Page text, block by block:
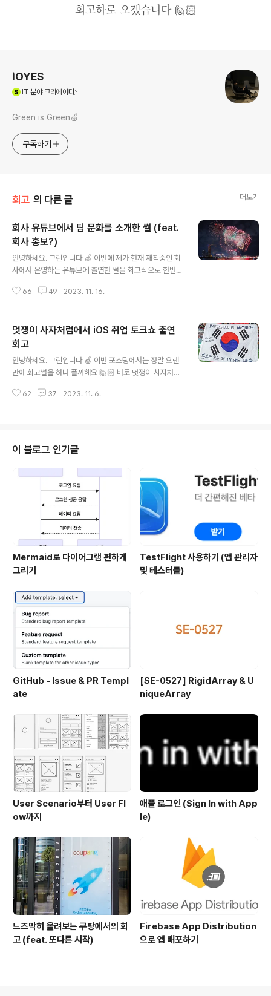
회고하로 오겠습니다 🙋🏻
iOYES
IT 분야 크리에이터
Green is Green🍏
구독하기
회고 의 다른 글 더보기
회사 유튜브에서 팀 문화를 소개한 썰 (feat.
회사 홍보?)
안녕하세요. 그린입니다 🍏 이번에 제가 현재 재직중인 회
사에서 운영하는 유튜브에 출연한 썰을 회고식으로 한번
에 한화생명이라는 회사로 이직하여 현재까지 재직중이에
구요 😅 그런데 요즘은 전통적인 이런 큰 회사에서 오히려
더 IT에 투자를 많이하면서 개발자 채용에 정말 많은 관심
을 가지고 있더라구요. 요즘 IT 컨퍼런스만 다녀봐도 스폰
서들이 예전에는 IT 회사들이 점령했지만 이제는 현대/기
아자동차 같이 IT 회사들이 아닌 대기업들에서 힘을 더 많
이 쓰고 있는것 같습니다. 저희 회사도 작년부터 이런 부분
66 49 2023. 11. 16.
멋쟁이 사자처럼에서 iOS 취업 토크쇼 출연
회고
안녕하세요. 그린입니다 🍏 이번 포스팅에서는 정말 오랜
만에 회고썰을 하나 풀까해요 🙋🏻 바로 멋쟁이 사자처럼 i
하고 왔습니다! 총 두번 라이브 토크쇼를 했는데 하나는 9
떻게 주니어인 내가 iOS 취업에 관해 토크를 하게 되었는
가..? 처음 멋쟁이 사자처럼에서 iOS 앱스쿨 운영을 담당하
시는분께서 연락이 왔습니다 😃 요러한 주제로 요런것을
멋쟁이 사자처럼 유튜브 채널에서 해볼 생각인데 관심이
있는지하고 말이죠. 일단 서두에서도 말했듯이 강의가 아
니였습니다! 제가 경력이 많은것도 아니..
62 37 2023. 11. 6.
이 블로그 인기글
Mermaid로 다이어그램 편하게
그리기
TestFlight 사용하기 (앱 관리자
및 테스터들)
GitHub - Issue & PR Templ
ate
[SE-0527] RigidArray & U
niqueArray
User Scenario부터 User Fl
ow까지
애플 로그인 (Sign In with App
le)
느즈막히 올려보는 쿠팡에서의 회
고 (feat. 또다른 시작)
Firebase App Distribution
으로 앱 배포하기